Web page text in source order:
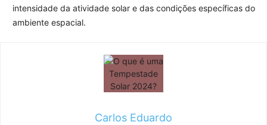
intensidade da atividade solar e das condições específicas do
ambiente espacial.
Carlos Eduardo